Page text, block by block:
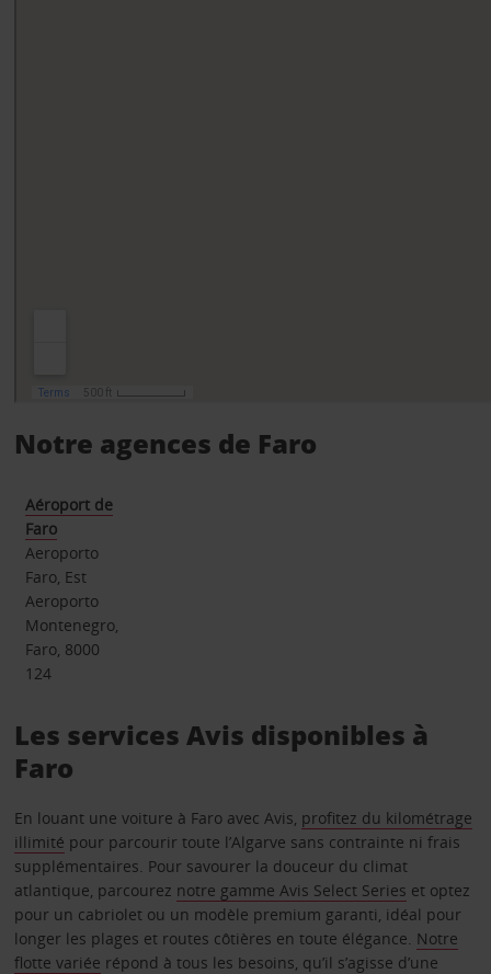
Notre agences de Faro
Aéroport de
Faro
Aeroporto
Faro, Est
Aeroporto
Montenegro,
Faro, 8000
124
Les services Avis disponibles à
Faro
En louant une voiture à Faro avec Avis, profitez du kilométrage
illimité pour parcourir toute l’Algarve sans contrainte ni frais
supplémentaires. Pour savourer la douceur du climat
atlantique, parcourez notre gamme Avis Select Series et optez
pour un cabriolet ou un modèle premium garanti, idéal pour
longer les plages et routes côtières en toute élégance. Notre
flotte variée répond à tous les besoins, qu’il s’agisse d’une